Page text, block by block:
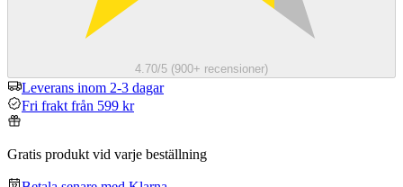
4.70/5 (900+ recensioner)
Leverans inom 2-3 dagar
Fri frakt från 599 kr
Gratis produkt vid varje beställning